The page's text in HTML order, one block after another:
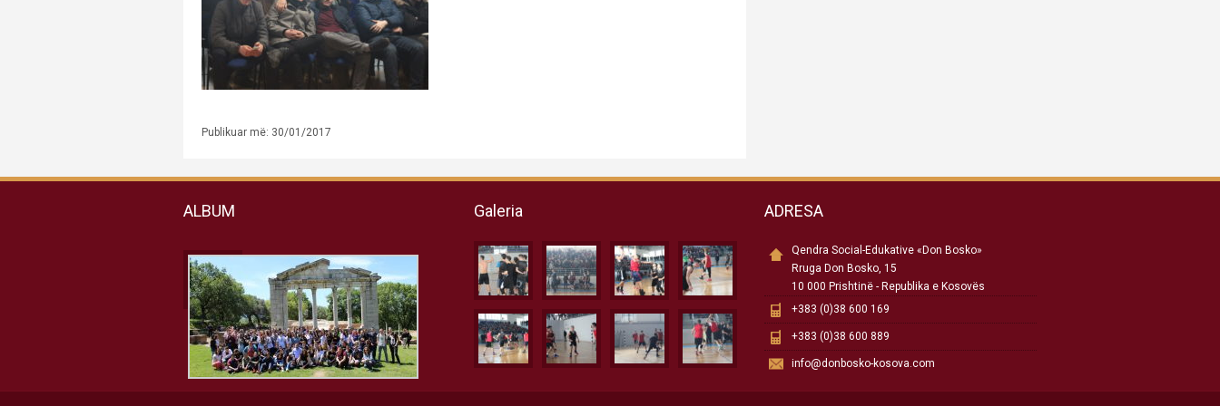
Publikuar më: 30/01/2017
ALBUM Galeria ADRESA
Qendra Social-Edukative «Don Bosko»
Rruga Don Bosko, 15
10 000 Prishtinë - Republika e Kosovës
+383 (0)38 600 169
+383 (0)38 600 889
info@donbosko-kosova.com